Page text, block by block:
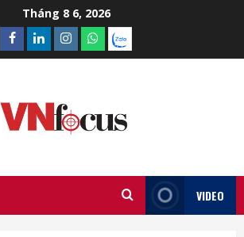
Tháng 8 6, 2026
Facebook
LinkedinInstagram
What’sapp
Zalo
VIDEO